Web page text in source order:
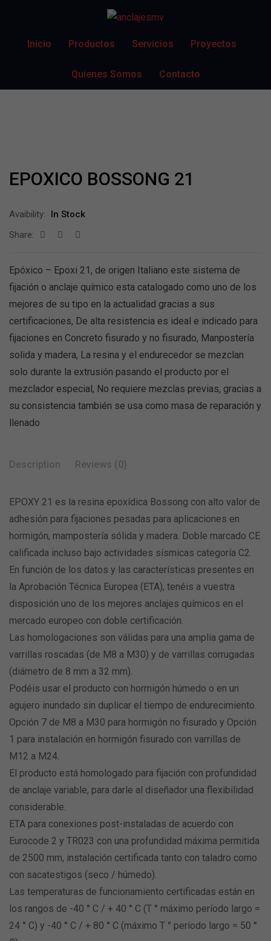
Inicio Productos Servicios Proyectos
Quienes Somos Contacto
EPOXICO BOSSONG 21
Avaibility:
In Stock
Share:
Epóxico – Epoxi 21, de origen Italiano este sistema de
fijación o anclaje químico esta catalogado como uno de los
mejores de su tipo en la actualidad gracias a sus
certificaciones, De alta resistencia es ideal e indicado para
fijaciones en Concreto fisurado y no fisurado, Manpostería
solida y madera, La resina y el endurecedor se mezclan
solo durante la extrusión pasando el producto por el
mezclador especial, No requiere mezclas previas, gracias a
su consistencia también se usa como masa de reparación y
llenado
Description Reviews (0)
EPOXY 21 es la resina epoxídica Bossong con alto valor de
adhesión para fijaciones pesadas para aplicaciones en
hormigón, mampostería sólida y madera. Doble marcado CE
calificada incluso bajo actividades sísmicas categoría C2.
En función de los datos y las características presentes en
la Aprobación Técnica Europea (ETA), tenéis a vuestra
disposición uno de los mejores anclajes químicos en el
mercado europeo con doble certificación.
Las homologaciones son válidas para una amplia gama de
varrillas roscadas (de M8 a M30) y de varrillas corrugadas
(diámetro de 8 mm a 32 mm).
Podéis usar el producto con hormigón húmedo o en un
agujero inundado sin duplicar el tiempo de endurecimiento.
Opción 7 de M8 a M30 para hormigón no fisurado y Opción
1 para instalación en hormigón fisurado con varrillas de
M12 a M24.
El producto está homologado para fijación con profundidad
de anclaje variable, para darle al diseñador una flexibilidad
considerable.
ETA para conexiones post-instaladas de acuerdo con
Eurocode 2 y TR023 con una profundidad máxima permitida
de 2500 mm, instalación certificada tanto con taladro como
con sacatestigos (seco / húmedo).
Las temperaturas de funcionamiento certificadas están en
los rangos de -40 ° C / + 40 ° C (T ° máximo período largo =
24 ° C) y -40 ° C / + 80 ° C (máximo T ° período largo = 50 °